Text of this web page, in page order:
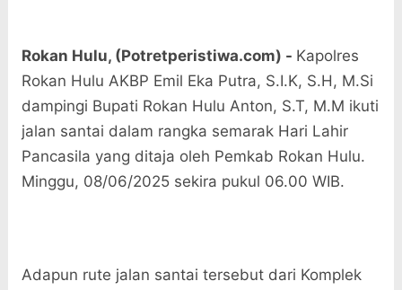
Rokan Hulu, (Potretperistiwa.com) - Kapolres
Rokan Hulu AKBP Emil Eka Putra, S.I.K, S.H, M.Si
dampingi Bupati Rokan Hulu Anton, S.T, M.M ikuti
jalan santai dalam rangka semarak Hari Lahir
Pancasila yang ditaja oleh Pemkab Rokan Hulu.
Minggu, 08/06/2025 sekira pukul 06.00 WIB.
Adapun rute jalan santai tersebut dari Komplek